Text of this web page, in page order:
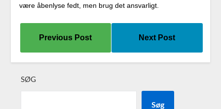
være åbenlyse fedt, men brug det ansvarligt.
Previous Post Next Post
SØG
Søg